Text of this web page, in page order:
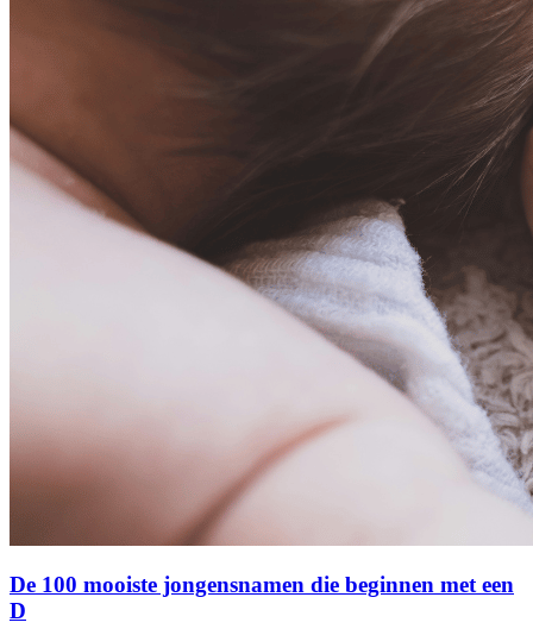
De 100 mooiste jongensnamen die beginnen met een
D